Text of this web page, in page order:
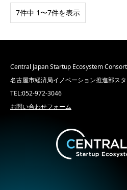
7件中 1〜7件を表示
Central Japan Startup Ecosystem
名古屋市経済局イノベーション推進部ス
TEL:052-972-3046
お問い合わせフォーム